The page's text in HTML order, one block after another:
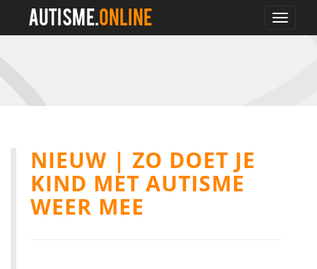
Toggle
AUTISME.ONLINE
NIEUW | ZO DOET JE
KIND MET AUTISME
WEER MEE